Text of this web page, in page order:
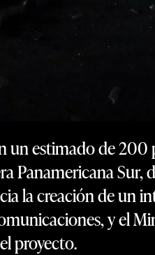
un estimado de 200
Panamericana Sur,
la creación de un
y el
proyecto.